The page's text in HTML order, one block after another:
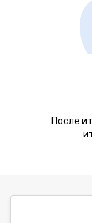
После